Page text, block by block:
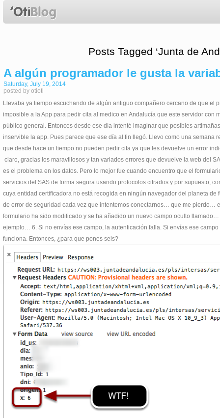
Posts Tagged ‘Junta de
A algún programador le gusta la
Saturday, July 19, 2014
posted by otioti
Llevaba ya tiempo escuchando de algún antiguo compañero cercano de que el
imposible a la App para pedir cita al medico en Andalucía que este servidor con
público general. Entonces desde ese día intenté imaginar que posibles artimañas
inservible la app. Pues parece que ese día al fin llegó. Llevo como una semana
que desde hace un tiempo no pueden pedir cita ya que les devuelve un error
claro, gracias los maravillosos y tan variados errores que devuelve la web del
es el problema en los datos. Pero lo mejor fue cuando encuentro que el
servicios del SAS de forma segura usando protocolos cifrados y por supuesto,
cuya entidad certificadora no está recogida en ningún navegador del planeta de
de error de seguridad cada vez que intentemos conectarnos… que me pierdo…
formulario ha sido modificado y se ha añadido un nuevo campo oculto
ejemplo… 6. Si no envías ese campo, la autenticación falla. Si envías ese
funciona. Entonces, ¿para que pones seis?